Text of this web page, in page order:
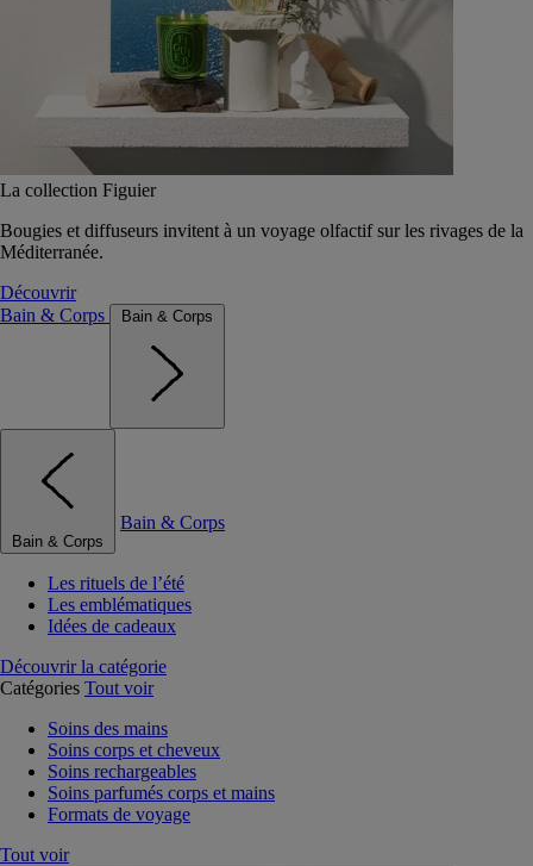
La collection Figuier
Bougies et diffuseurs invitent à un voyage olfactif sur les rivages de la
Méditerranée.
Découvrir
Bain & Corps
Bain & Corps
Bain & Corps
Bain & Corps
Les rituels de l’été
Les emblématiques
Idées de cadeaux
Découvrir la catégorie
Catégories Tout voir
Soins des mains
Soins corps et cheveux
Soins rechargeables
Soins parfumés corps et mains
Formats de voyage
Tout voir